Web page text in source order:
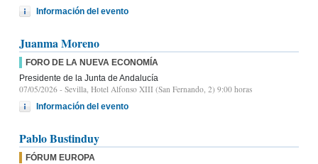
Información del evento
Juanma Moreno
FORO DE LA NUEVA ECONOMÍA
Presidente de la Junta de Andalucía
07/05/2026 - Sevilla, Hotel Alfonso XIII (San Fernando, 2) 9:00 horas
Información del evento
Pablo Bustinduy
FÓRUM EUROPA